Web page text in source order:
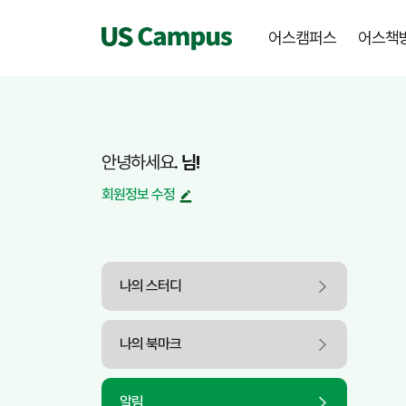
어스캠퍼스 어스책
안녕하세요. 님!
회원정보 수정
나의 스터디
나의 북마크
알림